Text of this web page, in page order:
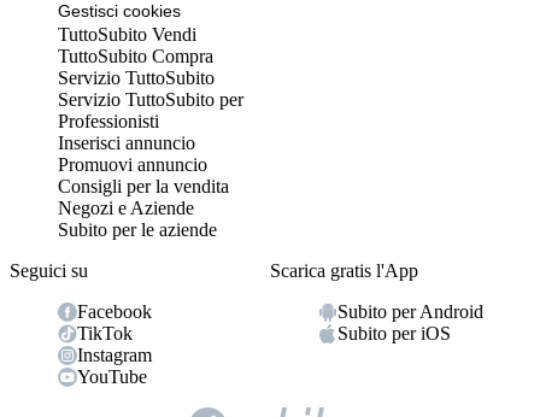
Gestisci cookies
TuttoSubito Vendi
TuttoSubito Compra
Servizio TuttoSubito
Servizio TuttoSubito per
Professionisti
Inserisci annuncio
Promuovi annuncio
Consigli per la vendita
Negozi e Aziende
Subito per le aziende
Seguici su
Facebook
TikTok
Instagram
YouTube
Scarica gratis l'App
Subito per Android
Subito per iOS